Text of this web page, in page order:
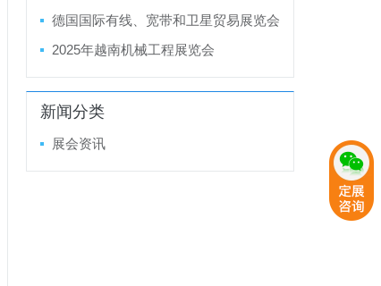
会议 ANGA COM 2024
德国国际有线、宽带和卫星贸易展览会
ANGA COM 2025
2025年越南机械工程展览会
新闻分类
展会资讯